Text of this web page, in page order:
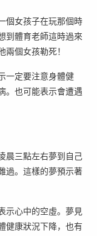
女孩子在玩那個時
到體育老師這時過來
個女孩勒死！
定要注意身體健
。也可能表示會遭遇
三點左右夢到自己
過。這樣的夢預示著
心中的空虛。夢見
健康狀況下降，也有